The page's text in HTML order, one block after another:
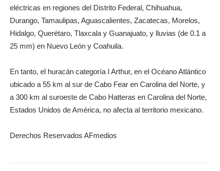
eléctricas en regiones del Distrito Federal, Chihuahua,
Durango, Tamaulipas, Aguascalientes, Zacatecas, Morelos,
Hidalgo, Querétaro, Tlaxcala y Guanajuato, y lluvias (de 0.1 a
25 mm) en Nuevo León y Coahuila.
En tanto, el huracán categoría I Arthur, en el Océano Atlántico
ubicado a 55 km al sur de Cabo Fear en Carolina del Norte, y
a 300 km al suroeste de Cabo Hatteras en Carolina del Norte,
Estados Unidos de América, no afecta al territorio mexicano.
Derechos Reservados AFmedios